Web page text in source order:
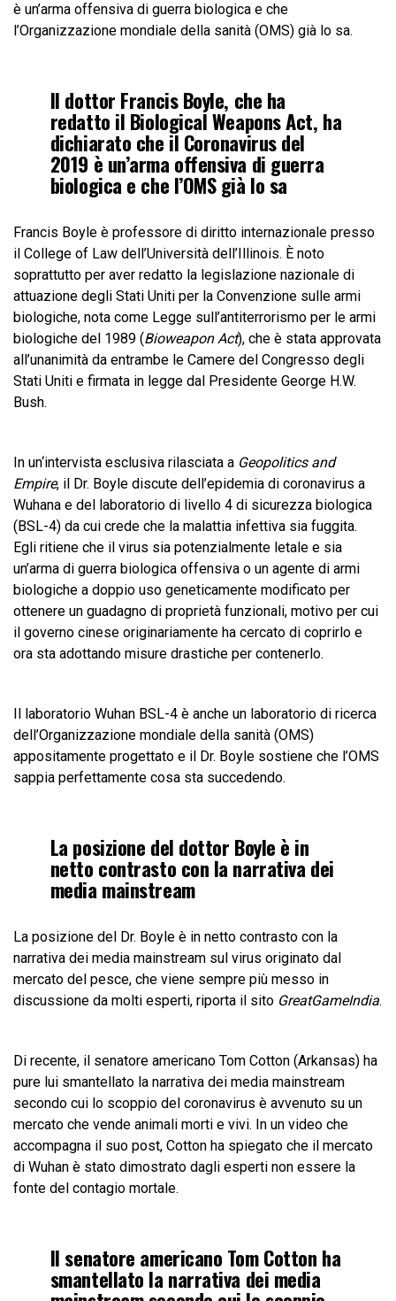
è un’arma offensiva di guerra biologica e che
l’Organizzazione mondiale della sanità (OMS) già lo sa.
Il dottor Francis Boyle, che ha
redatto il Biological Weapons Act, ha
dichiarato che il Coronavirus del
2019 è un’arma offensiva di guerra
biologica e che l’OMS già lo sa
Francis Boyle è professore di diritto internazionale presso
il College of Law dell’Università dell’Illinois. È noto
soprattutto per aver redatto la legislazione nazionale di
attuazione degli Stati Uniti per la Convenzione sulle armi
biologiche, nota come Legge sull’antiterrorismo per le armi
biologiche del 1989 (Bioweapon Act), che è stata approvata
all’unanimità da entrambe le Camere del Congresso degli
Stati Uniti e firmata in legge dal Presidente George H.W.
Bush.
In un‘intervista esclusiva rilasciata a Geopolitics and
Empire, il Dr. Boyle discute dell’epidemia di coronavirus a
Wuhana e del laboratorio di livello 4 di sicurezza biologica
(BSL-4) da cui crede che la malattia infettiva sia fuggita.
Egli ritiene che il virus sia potenzialmente letale e sia
un’arma di guerra biologica offensiva o un agente di armi
biologiche a doppio uso geneticamente modificato per
ottenere un guadagno di proprietà funzionali, motivo per cui
il governo cinese originariamente ha cercato di coprirlo e
ora sta adottando misure drastiche per contenerlo.
Il laboratorio Wuhan BSL-4 è anche un laboratorio di ricerca
dell’Organizzazione mondiale della sanità (OMS)
appositamente progettato e il Dr. Boyle sostiene che l’OMS
sappia perfettamente cosa sta succedendo.
La posizione del dottor Boyle è in
netto contrasto con la narrativa dei
media mainstream
La posizione del Dr. Boyle è in netto contrasto con la
narrativa dei media mainstream sul virus originato dal
mercato del pesce, che viene sempre più messo in
discussione da molti esperti, riporta il sito GreatGameIndia.
Di recente, il senatore americano Tom Cotton (Arkansas) ha
pure lui smantellato la narrativa dei media mainstream
secondo cui lo scoppio del coronavirus è avvenuto su un
mercato che vende animali morti e vivi. In un video che
accompagna il suo post, Cotton ha spiegato che il mercato
di Wuhan è stato dimostrato dagli esperti non essere la
fonte del contagio mortale.
Il senatore americano Tom Cotton ha
smantellato la narrativa dei media